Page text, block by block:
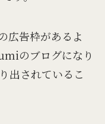
広告枠があるよ
のブログになり
出されているこ